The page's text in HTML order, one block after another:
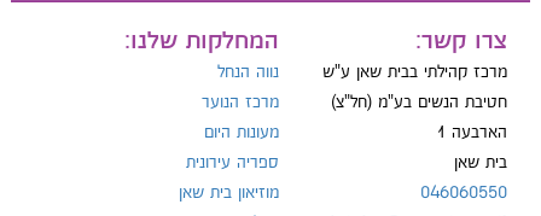
צרו קשר:
מרכז קהילתי בבית שאן ע"ש
חטיבת הנשים בע"מ (חל"צ)
הארבעה 1
בית שאן
046060550
המחלקות שלנו:
נווה הנחל
מרכז הנוער
מעונות היום
ספריה עירונית
מוזיאון בית שאן